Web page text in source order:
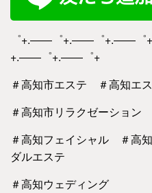
゜+.――゜+.――゜+.――
+.――゜+.――゜+
＃高知市エステ ＃高知エ
＃高知市リラクゼーション
＃高知フェイシャル ＃高
ダルエステ
＃高知ウェディング